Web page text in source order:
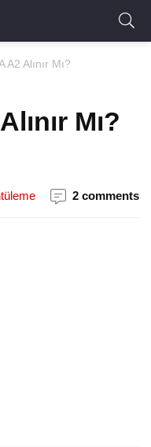
A2 Alınır Mı?
Mı?
2 comments